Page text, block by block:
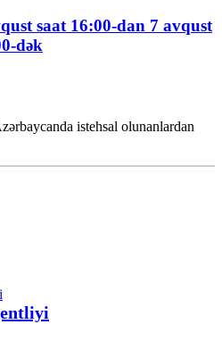
saat 16:00-dan 7 avqust
dək
istehsal olunanlardan